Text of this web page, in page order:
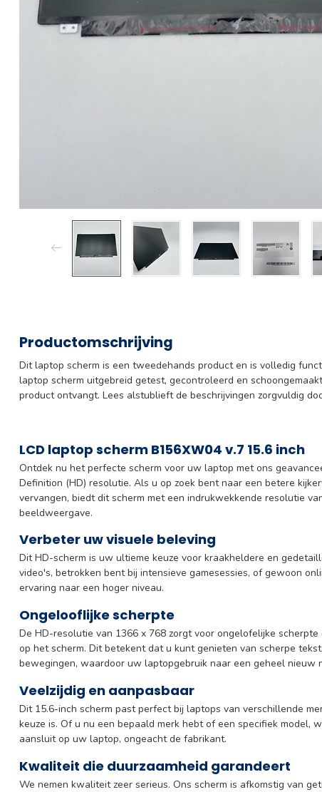
Productomschrijving
Dit laptop scherm is een tweedehands product en is volledig
laptop scherm uitgebreid getest, gecontroleerd en
product ontvangt. Lees alstublieft de beschrijvingen zorgvuldig
LCD laptop scherm B156XW04 v.7 15.6 inch
Ontdek nu het perfecte scherm voor uw laptop met ons
Definition (HD) resolutie. Als u op zoek bent naar een betere
vervangen, biedt dit scherm met een indrukwekkende resolutie
beeldweergave.
Verbeter uw visuele beleving
Dit HD-scherm is uw ultieme keuze voor kraakheldere en
video's, betrokken bent bij intensieve gamesessies, of gewoon
ervaring naar een hoger niveau.
Ongelooflijke scherpte
De HD-resolutie van 1366 x 768 zorgt voor ongelofelijke
op het scherm. Dit betekent dat u kunt genieten van scherpe
bewegingen, waardoor uw laptopgebruik naar een geheel nieuw
Veelzijdig en aanpasbaar
Dit 15.6-inch scherm past perfect bij laptops van verschillende
keuze is. Of u nu een bepaald merk hebt of een specifiek model,
aansluit op uw laptop, ongeacht de fabrikant.
Kwaliteit die duurzaamheid garandeert
We nemen kwaliteit zeer serieus. Ons scherm is afkomstig van